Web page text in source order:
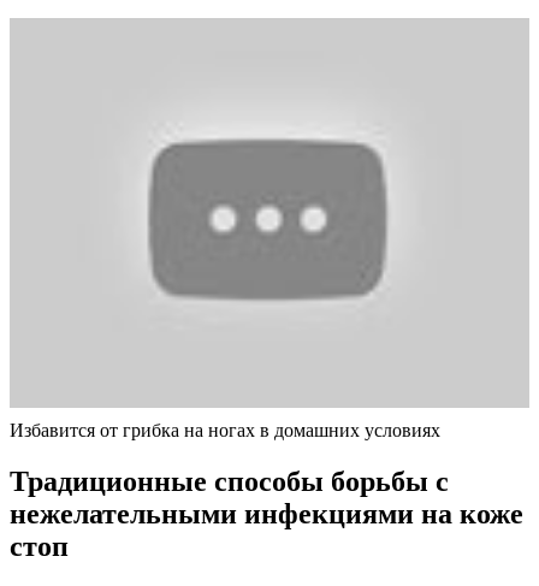
Избавится от грибка на ногах в домашних условиях
Традиционные способы борьбы с
нежелательными инфекциями на коже
стоп